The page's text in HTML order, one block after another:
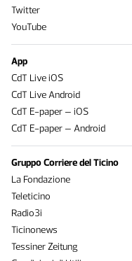
Twitter
YouTube
App
CdT Live iOS
CdT Live Android
CdT E-paper – iOS
CdT E-paper – Android
Gruppo Corriere del Ticino
La Fondazione
Teleticino
Radio3i
Ticinonews
Tessiner Zeitung